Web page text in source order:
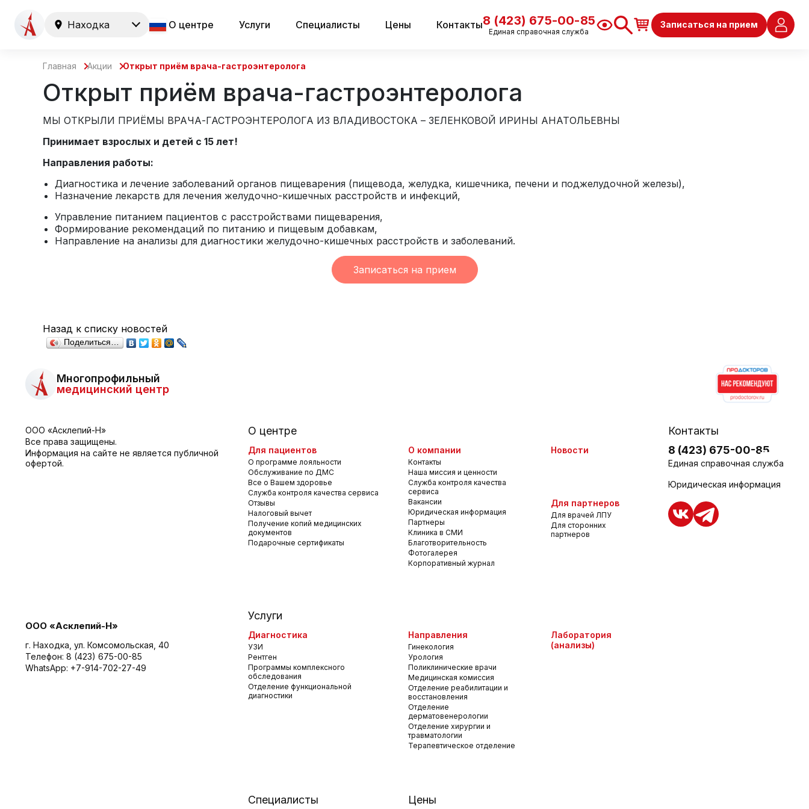
Находка О центре Услуги Специалисты Цены Контакты8 (423) 675-00-85
Единая справочная служба
Записаться на прием
Главная Акции Открыт приём врача-гастроэнтеролога
Открыт приём врача-гастроэнтеролога
МЫ ОТКРЫЛИ ПРИЁМЫ ВРАЧА-ГАСТРОЭНТЕРОЛОГА ИЗ ВЛАДИВОСТОКА – ЗЕЛЕНКОВОЙ ИРИНЫ АНАТОЛЬЕВНЫ
Принимает взрослых и детей с 15 лет!
Направления работы:
Диагностика и лечение заболеваний органов пищеварения (пищевода, желудка, кишечника, печени и поджелудочной железы),
Назначение лекарств для лечения желудочно-кишечных расстройств и инфекций,
Управление питанием пациентов с расстройствами пищеварения,
Формирование рекомендаций по питанию и пищевым добавкам,
Направление на анализы для диагностики желудочно-кишечных расстройств и заболеваний.
Записаться на прием
Назад к списку новостей
Поделиться…
Многопрофильный
медицинский центр
ООО «Асклепий-Н»
Все права защищены.
Информация на сайте не является публичной
офертой.
ООО «Асклепий-Н»
г. Находка, ул. Комсомольская, 40
Телефон: 8 (423) 675-00-85
WhatsApp: +7-914-702-27-49
О центре
Для пациентов
О программе лояльности
Обслуживание по ДМС
Все о Вашем здоровье
Служба контроля качества сервиса
Отзывы
Налоговый вычет
Получение копий медицинских
документов
Подарочные сертификаты
О компании
Контакты
Наша миссия и ценности
Служба контроля качества
сервиса
Вакансии
Юридическая информация
Партнеры
Клиника в СМИ
Благотворительность
Фотогалерея
Корпоративный журнал
Новости
Для партнеров
Для врачей ЛПУ
Для сторонних
партнеров
Услуги
Диагностика
УЗИ
Рентген
Программы комплексного
обследования
Отделение функциональной
диагностики
Направления
Гинекология
Урология
Поликлинические врачи
Медицинская комиссия
Отделение реабилитации и
восстановления
Отделение
дерматовенерологии
Отделение хирургии и
травматологии
Терапевтическое отделение
Лаборатория
(анализы)
Специалисты Цены
Контакты
8 (423) 675-00-85
Единая справочная служба
Юридическая информация